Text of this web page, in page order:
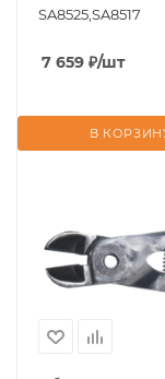
SA8525,SA8517
7 659 ₽/шт
В